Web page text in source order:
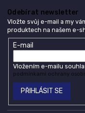
Odebírat newsletter
Vložte svůj e-mail a my
produktech na našem e-
E-mail
Vložením e-mailu
podmínkami ochrany
PŘIHLÁSIT SE